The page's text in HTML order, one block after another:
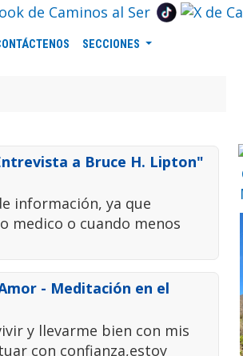
SECCIONES
a Bruce H. Lipton"
información, ya que
medico o cuando menos
- Meditación en el
y llevarme bien con mis
con confianza,estoy